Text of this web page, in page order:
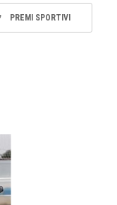
MATERIALE